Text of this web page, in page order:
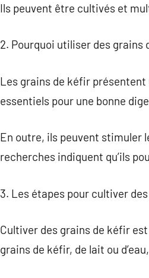
Ils peuvent être cultivés et
2. Pourquoi utiliser des grains
Les grains de kéfir
essentiels pour une bonne
En outre, ils peuvent stimuler
recherches indiquent qu’ils
3. Les étapes pour cultiver
Cultiver des grains de kéfir
grains de kéfir, de lait ou